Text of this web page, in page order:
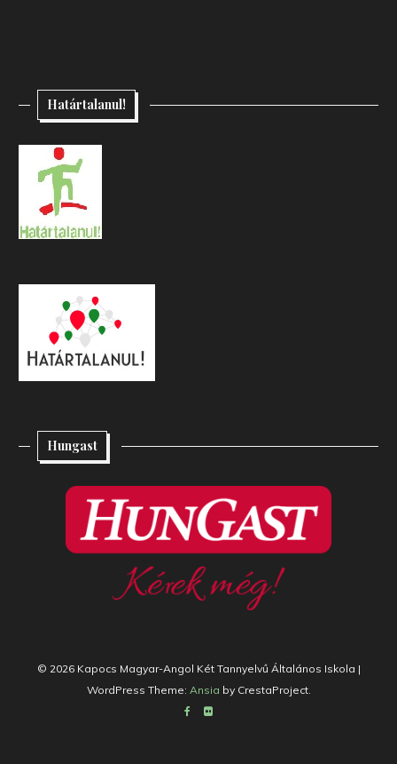
Határtalanul!
Hungast
© 2026 Kapocs Magyar-Angol Két Tannyelvű Általános Iskola |
WordPress Theme: Ansia by CrestaProject.
Facebook
Flickr